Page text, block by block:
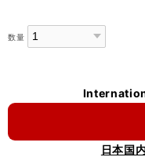
数量
日本国